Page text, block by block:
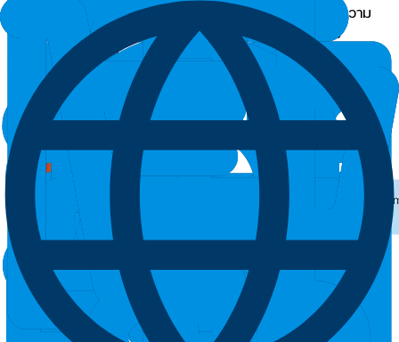
โดยในกรณีนี้ หากการทดสอบมีความจำเป็นต้องใช้ความ
แม่นยำสูง ก็ควรเลือกใช้เป็น Volumetric Pipette
เพราะมีค่า Tolerance ที่ต่ำ จึงมีความแม่นยำสูงกว่า แต่
หากเป็นการทดลองทั่วๆไป ที่ไม่ได้ต้องการความแม่นยำสูง
ก็สามารถที่จะเลือกใช้เป็น กระบอกตวง แทนได้​